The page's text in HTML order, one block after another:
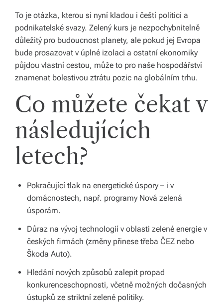
To je otázka, kterou si nyní kladou i čeští politici a
podnikatelské svazy. Zelený kurs je nezpochybnitelně
důležitý pro budoucnost planety, ale pokud jej Evropa
bude prosazovat v úplné izolaci a ostatní ekonomiky
půjdou vlastní cestou, může to pro naše hospodářství
znamenat bolestivou ztrátu pozic na globálním trhu.
Co můžete čekat v
následujících
letech?
Pokračující tlak na energetické úspory – i v
domácnostech, např. programy Nová zelená
úsporám.
Důraz na vývoj technologií v oblasti zelené energie v
českých firmách (změny přinese třeba ČEZ nebo
Škoda Auto).
Hledání nových způsobů zalepit propad
konkurenceschopnosti, včetně možných dočasných
ústupků ze striktní zelené politiky.